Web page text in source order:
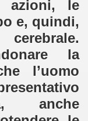
azioni, le
e, quindi,
la
l’uomo
anche